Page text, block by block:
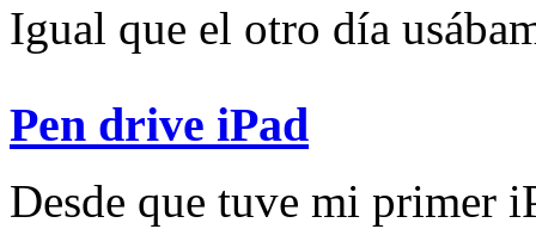
Igual que el otro día
Pen drive iPad
Desde que tuve mi primer